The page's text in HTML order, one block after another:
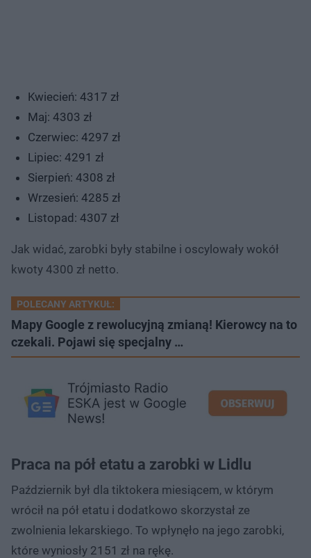
Kwiecień: 4317 zł
Maj: 4303 zł
Czerwiec: 4297 zł
Lipiec: 4291 zł
Sierpień: 4308 zł
Wrzesień: 4285 zł
Listopad: 4307 zł
Jak widać, zarobki były stabilne i oscylowały wokół
kwoty 4300 zł netto.
POLECANY ARTYKUŁ:
Mapy Google z rewolucyjną zmianą! Kierowcy na to
czekali. Pojawi się specjalny …
Praca na pół etatu a zarobki w Lidlu
Październik był dla tiktokera miesiącem, w którym
wrócił na pół etatu i dodatkowo skorzystał ze
zwolnienia lekarskiego. To wpłynęło na jego zarobki,
które wyniosły 2151 zł na rękę.